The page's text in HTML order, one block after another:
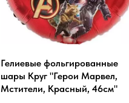
Гелиевые фольгированные
шары Круг "Герои Марвел,
Мстители, Красный, 46см"